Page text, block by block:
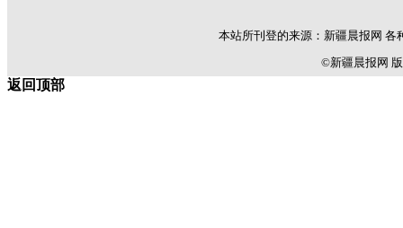
本站所刊登的来源：新疆晨报网
©新疆晨报网 版
返回顶部